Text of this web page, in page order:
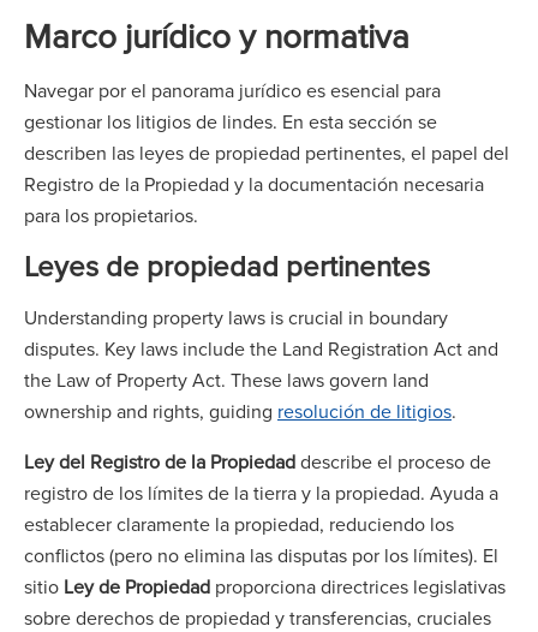
Marco jurídico y normativa
Navegar por el panorama jurídico es esencial para
gestionar los litigios de lindes. En esta sección se
describen las leyes de propiedad pertinentes, el papel del
Registro de la Propiedad y la documentación necesaria
para los propietarios.
Leyes de propiedad pertinentes
Understanding property laws is crucial in boundary
disputes. Key laws include the Land Registration Act and
the Law of Property Act. These laws govern land
ownership and rights, guiding resolución de litigios.
Ley del Registro de la Propiedaddescribe el proceso de
registro de los límites de la tierra y la propiedad. Ayuda a
establecer claramente la propiedad, reduciendo los
conflictos (pero no elimina las disputas por los límites). El
sitio Ley de Propiedad proporciona directrices legislativas
sobre derechos de propiedad y transferencias, cruciales